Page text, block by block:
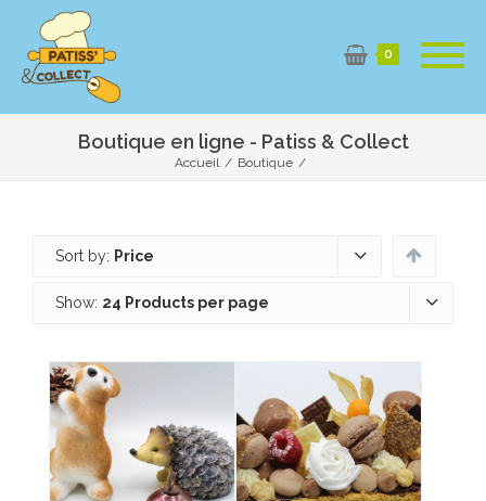
0
Boutique en ligne - Patiss & Collect
Accueil / Boutique /
Sort by: Price
Show: 24 Products per page